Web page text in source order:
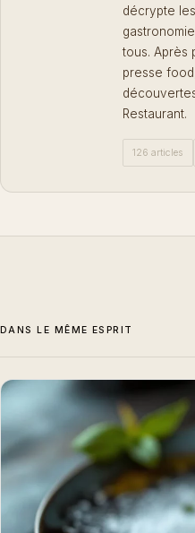
décrypte
tous. Après
presse
Restaurant.
126 articles
DANS LE MÊME ESPRIT